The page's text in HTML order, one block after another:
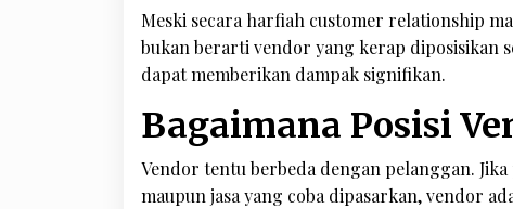
Meski secara harfiah customer relationship
bukan berarti vendor yang kerap diposisikan
dapat memberikan dampak signifikan.
Bagaimana Posisi
Vendor tentu berbeda dengan pelanggan.
maupun jasa yang coba dipasarkan, vendor